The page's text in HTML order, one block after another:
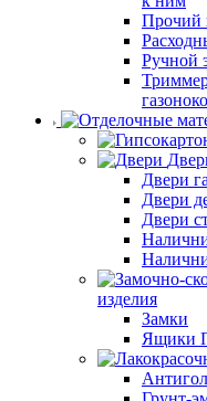
Прочий
Ручной
Двери
Двери
Двери
изделия
Замки
Ящики